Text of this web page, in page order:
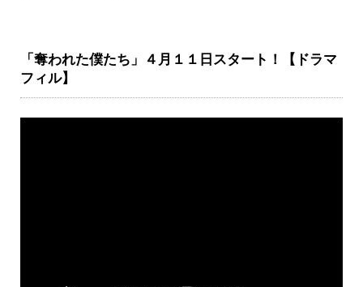
「奪われた僕たち」４月１１日スタート！【ドラマ
フィル】